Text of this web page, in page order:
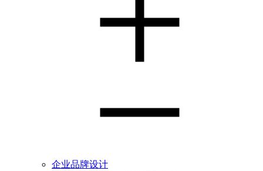
企业品牌设计